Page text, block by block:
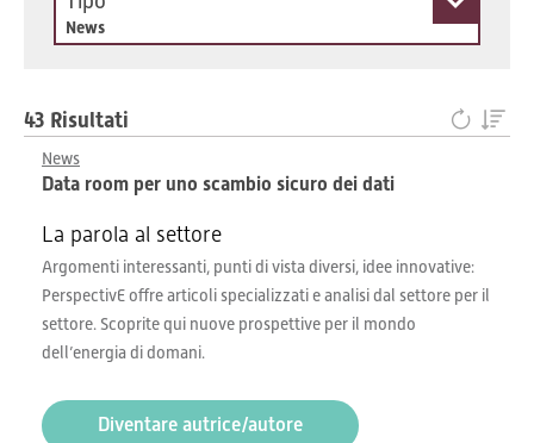
News
43 Risultati
News
Data room per uno scambio sicuro dei dati
La parola al settore
Argomenti interessanti, punti di vista diversi, idee innovative:
PerspectivE offre articoli specializzati e analisi dal settore per il
settore. Scoprite qui nuove prospettive per il mondo
dell’energia di domani.
Diventare autrice/autore